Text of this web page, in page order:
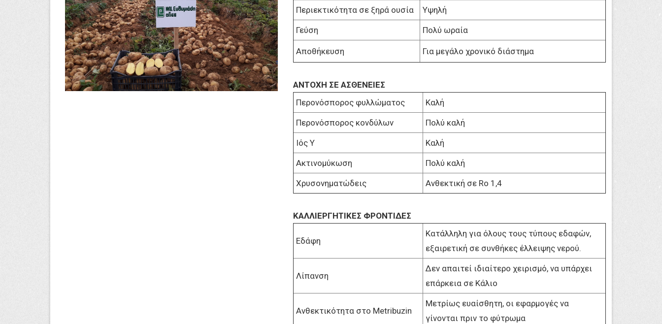
Περιεκτικότητα σε ξηρά ουσία
Υψηλή
Γεύση Πολύ ωραία
Αποθήκευση Για μεγάλο χρονικό διάστημα
ΑΝΤΟΧΗ ΣΕ ΑΣΘΕΝΕΙΕΣ
Περονόσπορος φυλλώματος
Καλή
Περονόσπορος κονδύλων Πολύ καλή
Ιός Υ Καλή
Ακτινομύκωση Πολύ καλή
Χρυσονηματώδεις Ανθεκτική σε Ro 1,4
ΚΑΛΛΙΕΡΓΗΤΙΚΕΣ ΦΡΟΝΤΙΔΕΣ
Εδάφη
Κατάλληλη για όλους τους τύπους εδαφών,
εξαιρετική σε συνθήκες έλλειψης νερού.
Λίπανση
Δεν απαιτεί ιδιαίτερο χειρισμό, να υπάρχει
επάρκεια σε Κάλιο
Ανθεκτικότητα στο Metribuzin
Μετρίως ευαίσθητη, οι εφαρμογές να
γίνονται πριν το φύτρωμα